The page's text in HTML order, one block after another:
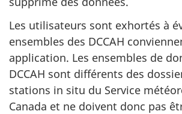
Les utilisateurs sont exhortés à
ensembles des DCCAH
application. Les ensembles de
DCCAH sont différents des
stations in situ du Service
Canada et ne doivent donc pas